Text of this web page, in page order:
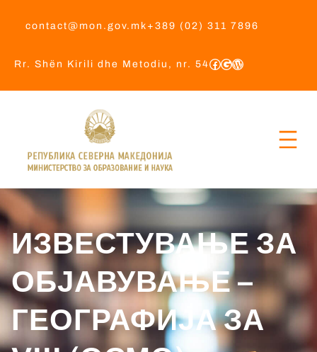
contact@mon.gov.mk +389 (02) 311 7896
Rr. Shën Kirili dhe Metodiu, nr. 54
ИЗВЕСТУВАЊЕ ЗА
ОБЈАВУВАЊЕ –
ГЕОГРАФИЈА ЗА